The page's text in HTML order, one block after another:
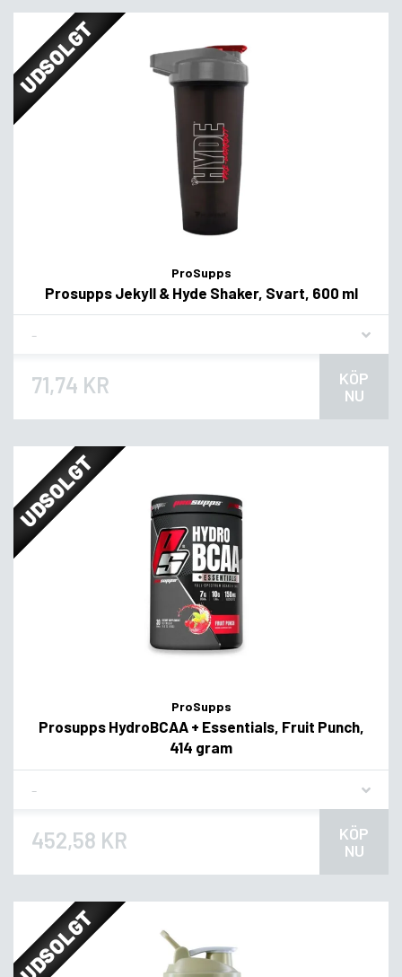
UDSOLGT
ProSupps
Prosupps Jekyll & Hyde Shaker, Svart, 600 ml
71,74 KR
KÖP
NU
UDSOLGT
ProSupps
Prosupps HydroBCAA + Essentials, Fruit Punch,
414 gram
452,58 KR
KÖP
NU
UDSOLGT